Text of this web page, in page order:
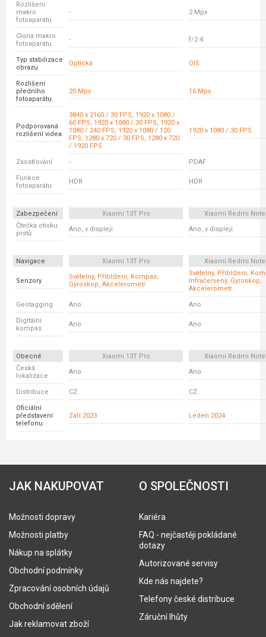
Rozlišení
makro
fotoaparátu
- 2 Mpx
Clona makro
fotoaparátu
- f/2.4
Typ stabilizace
obrazu
Optická OIS
Rozlišení
předního
fotoaparátu
20 Mpx 16 Mpx
Podporovaná
rozlišení videa
3840 x 2160 / 30 FPS, 1920 x 1080 /
60 FPS, 1920 x 1080 / 30 FPS, 1920 x
1080 / 240 FPS, 1920 x 1080 / 120
FPS, 1280 x 720 / 30 FPS, 1280 x 720
/ 1920 FPS
1920 x 1080 / 30 FPS
Zaostřování - PDAF
Funkce
fotoaparátu
HDR HDR
Zabezpečení Xiaomi 13T Pro
Xiaomi Redmi
Čtečka otisku
prstů
Ano, v displeji Ano, v displeji
Navigace Xiaomi 13T Pro Xiaomi Redmi
Senzory
Světelný, Přiblížení, Kompas,
Gyroskop, Akcelerometr
Světelný, Přiblížení,
Infračervený, Gyroskop,
Akcelerometr
Geotagging Ano Ano
Digitální
kompas
Ano Ano
Obecné Xiaomi 13T Pro
Xiaomi Redmi
Česká
lokalizace
Ano Ano
Distribuce CZ CZ
Oficiální
představení
telefonu
Září 2023 Leden 2024
JAK NAKUPOVAT
Možnosti dopravy
Možnosti platby
Nákup na splátky
Obchodní podmínky
Zpracování osobních údajů
Obchodní sdělení
Jak reklamovat zboží
O SPOLEČNOSTI
Kariéra
FAQ - nejčastěji pokládané
dotazy
Autorizované servisy
Kde nás najdete?
Telefony české distribuce
Záruční lhůty